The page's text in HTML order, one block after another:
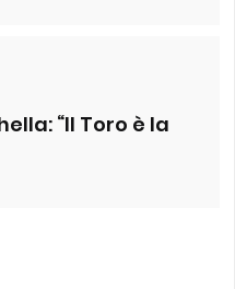
“Il Toro è la